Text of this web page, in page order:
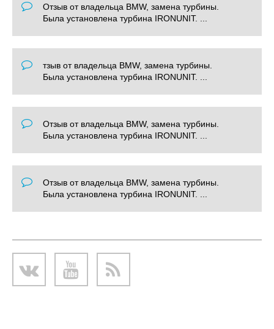
Отзыв от владельца BMW, замена турбины.
Была установлена турбина IRONUNIT. ...
тзыв от владельца BMW, замена турбины.
Была установлена турбина IRONUNIT. ...
Отзыв от владельца BMW, замена турбины.
Была установлена турбина IRONUNIT. ...
Отзыв от владельца BMW, замена турбины.
Была установлена турбина IRONUNIT. ...